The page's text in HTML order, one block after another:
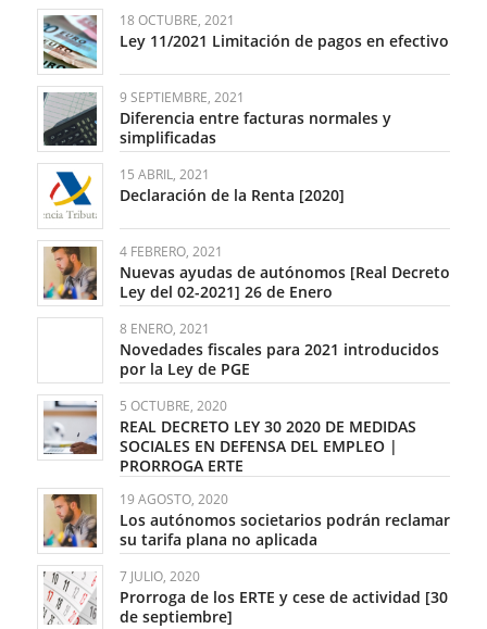
18 OCTUBRE, 2021
Ley 11/2021 Limitación de pagos en efectivo
9 SEPTIEMBRE, 2021
Diferencia entre facturas normales y
simplificadas
15 ABRIL, 2021
Declaración de la Renta [2020]
4 FEBRERO, 2021
Nuevas ayudas de autónomos [Real Decreto
Ley del 02-2021] 26 de Enero
8 ENERO, 2021
Novedades fiscales para 2021 introducidos
por la Ley de PGE
5 OCTUBRE, 2020
REAL DECRETO LEY 30 2020 DE MEDIDAS
SOCIALES EN DEFENSA DEL EMPLEO |
PRORROGA ERTE
19 AGOSTO, 2020
Los autónomos societarios podrán reclamar
su tarifa plana no aplicada
7 JULIO, 2020
Prorroga de los ERTE y cese de actividad [30
de septiembre]